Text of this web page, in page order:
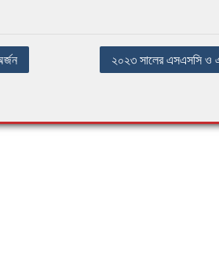
২০২৩ সালের এসএসসি ও